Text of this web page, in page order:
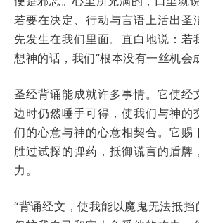
若要在决定、行动与言语上活出圣
先发生在我们里面。直白地说：若
想神的话，我们“根本没有一丝机会
圣经背诵能成就许多事情。它使经
边时仍然唾手可得，使我们与神的
们的心意与神的心意相契合。它赐
胜过试探的弹药，抵御谎言的盾牌
力。
“背诵经文，使我能以魔鬼无法抵挡